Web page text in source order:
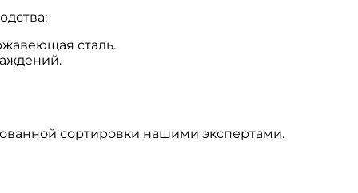
сталь.
сортировки нашими экспертами.